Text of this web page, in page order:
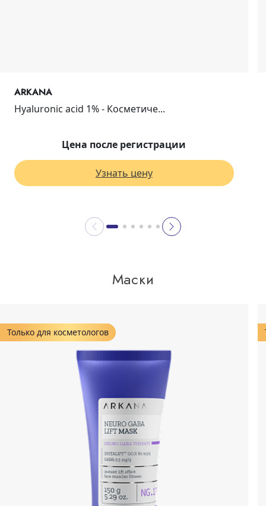
ARKANA
Hyaluronic acid 1% - Косметиче...
Цена после регистрации
Узнать цену
Маски
Только для косметологов